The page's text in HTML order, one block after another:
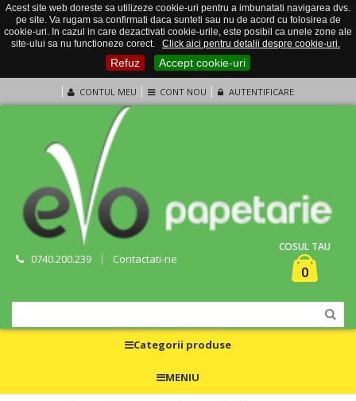
Acest site web doreste sa utilizeze cookie-uri pentru a imbunatati navigarea dvs.
pe site. Va rugam sa confirmati daca sunteti sau nu de acord cu folosirea de
cookie-uri. In cazul in care dezactivati cookie-urile, este posibil ca unele zone ale
site-ului sa nu functioneze corect.
Click aici pentru detalii despre cookie-uri.
Refuz Accept cookie-uri
CONTUL MEU CONT NOU AUTENTIFICARE
0740.200.239 Contactati-ne
COSUL TAU
0
Categorii produse
MENIU